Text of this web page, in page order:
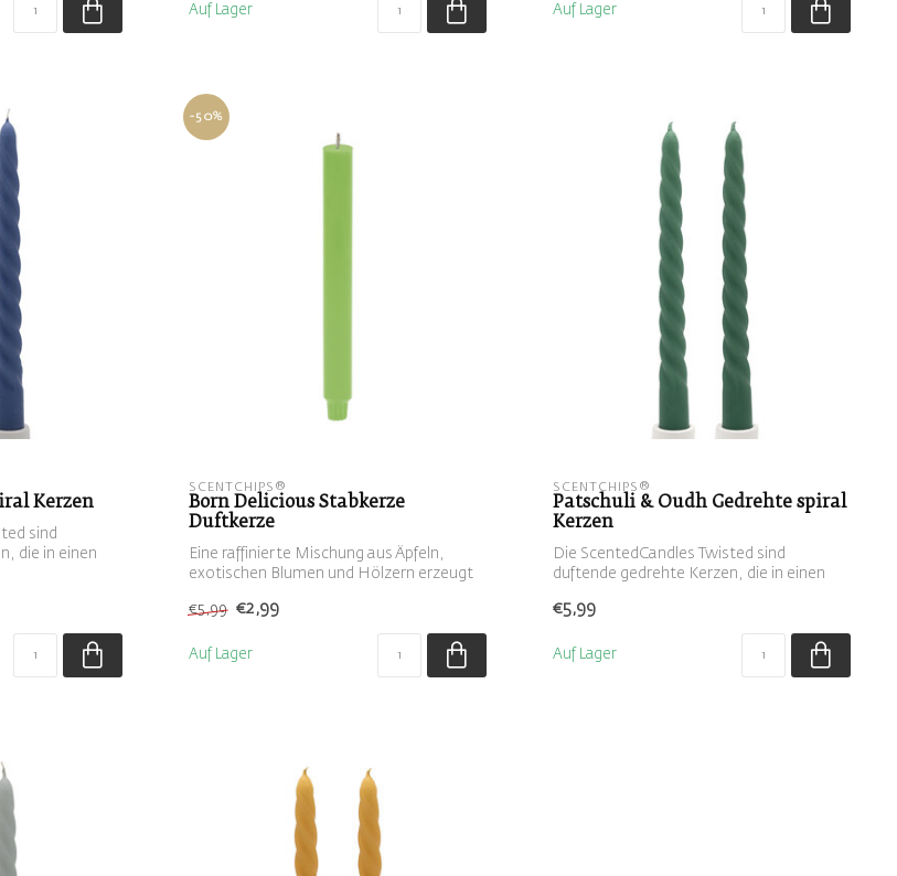
Auf Lager Auf Lager
Kerzen
sind
die in einen
-50%
SCENTCHIPS®
Born Delicious Stabkerze
Duftkerze
Eine raffinierte Mischung aus Äpfeln,
exotischen Blumen und Hölzern erzeugt
€5,99 €2,99
Auf Lager
SCENTCHIPS®
Patschuli & Oudh Gedrehte spiral
Kerzen
Die ScentedCandles Twisted sind
duftende gedrehte Kerzen, die in einen
€5,99
Auf Lager